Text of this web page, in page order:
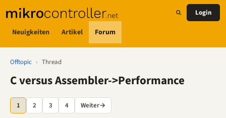
Neuigkeiten Artikel Forum
Login
Offtopic › Thread
C versus Assembler->Performance
1 2 3 4 Weiter→